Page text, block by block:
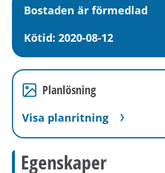
Bostaden är förmedlad
Kötid: 2020-08-12
Planlösning
Visa planritning
Egenskaper